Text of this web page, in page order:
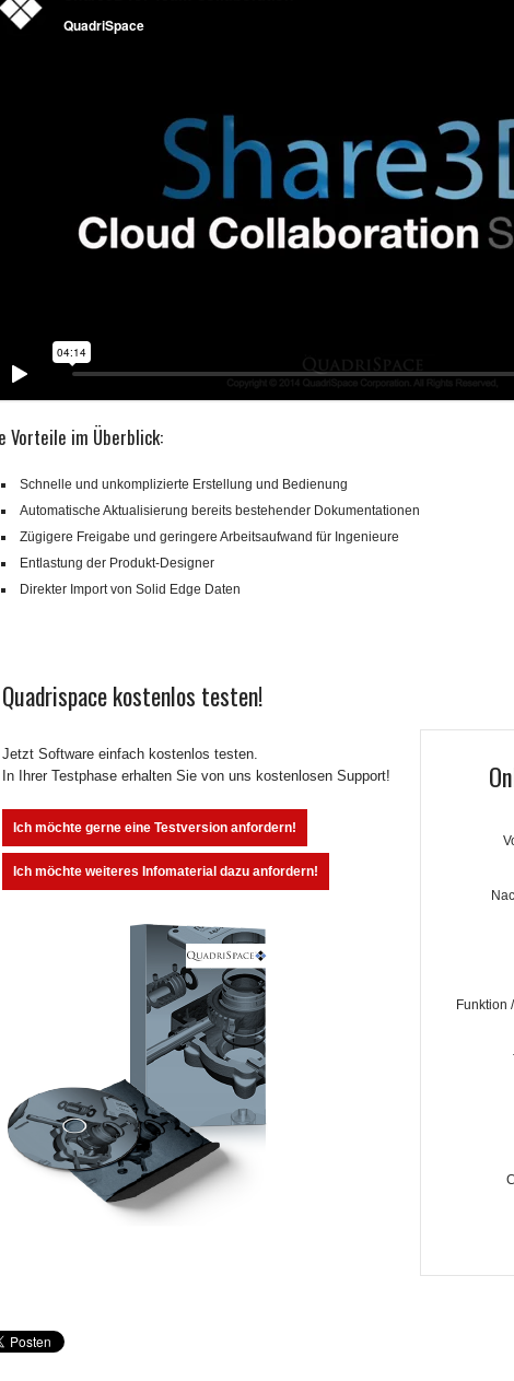
Vorteile im Überblick:
Schnelle und unkomplizierte Erstellung und Bedienung
Automatische Aktualisierung bereits bestehender Dokumentationen
Zügigere Freigabe und geringere Arbeitsaufwand für Ingenieure
Entlastung der Produkt-Designer
Direkter Import von Solid Edge Daten
Quadrispace kostenlos testen!
Jetzt Software einfach kostenlos testen.
In Ihrer Testphase erhalten Sie von uns kostenlosen Support!
Ich möchte gerne eine Testversion anfordern!
Ich möchte weiteres Infomaterial dazu anfordern!
Funktion